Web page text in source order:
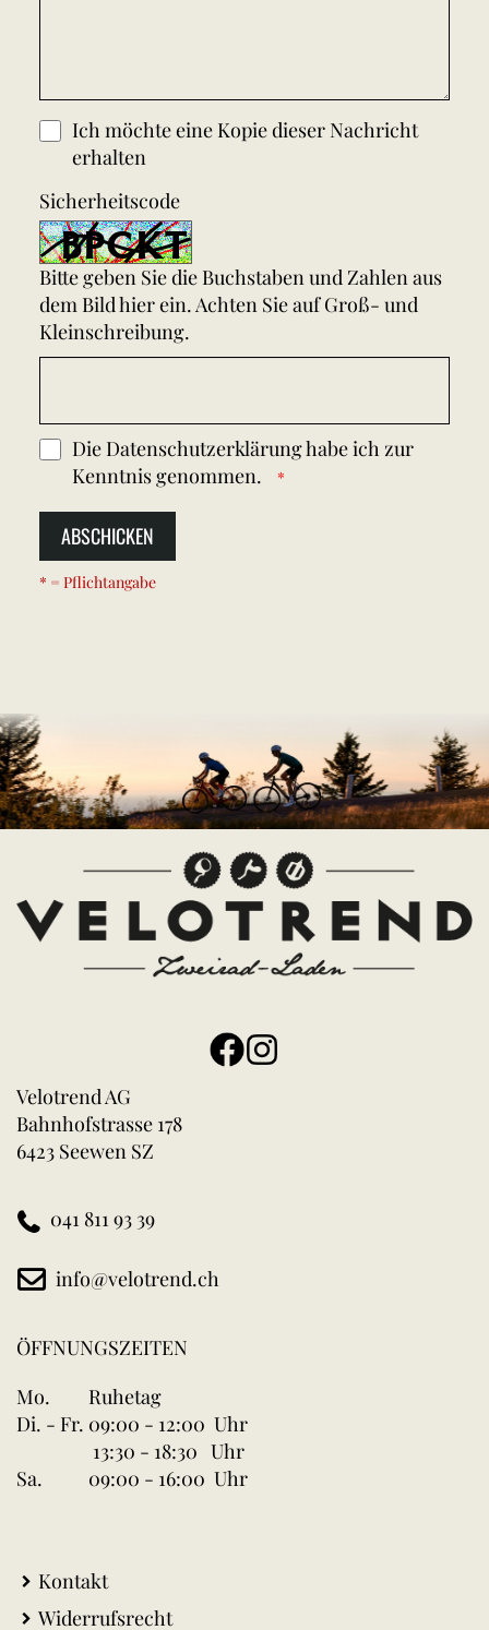
Ich möchte eine Kopie dieser Nachricht
erhalten
Sicherheitscode
Bitte geben Sie die Buchstaben und Zahlen aus
dem Bild hier ein. Achten Sie auf Groß- und
Kleinschreibung.
Die Datenschutzerklärunghabe ich zur
Kenntnis genommen.
ABSCHICKEN
* = Pflichtangabe
Velotrend AG
Bahnhofstrasse 178
6423 Seewen SZ
041 811 93 39
info@velotrend.ch
ÖFFNUNGSZEITEN
Mo.
Ruhetag
Di. - Fr. 09:00 - 12:00 Uhr
13:30 - 18:30 Uhr
Sa.
09:00 - 16:00 Uhr
Kontakt
Widerrufsrecht